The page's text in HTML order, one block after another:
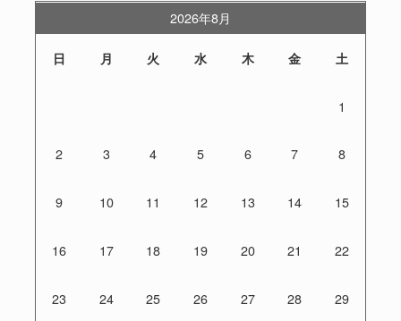
2026年8月
日 月 火 水 木 金 土
1
2 3 4 5 6 7 8
9 10 11 12 13 14 15
16 17 18 19 20 21 22
23 24 25 26 27 28 29